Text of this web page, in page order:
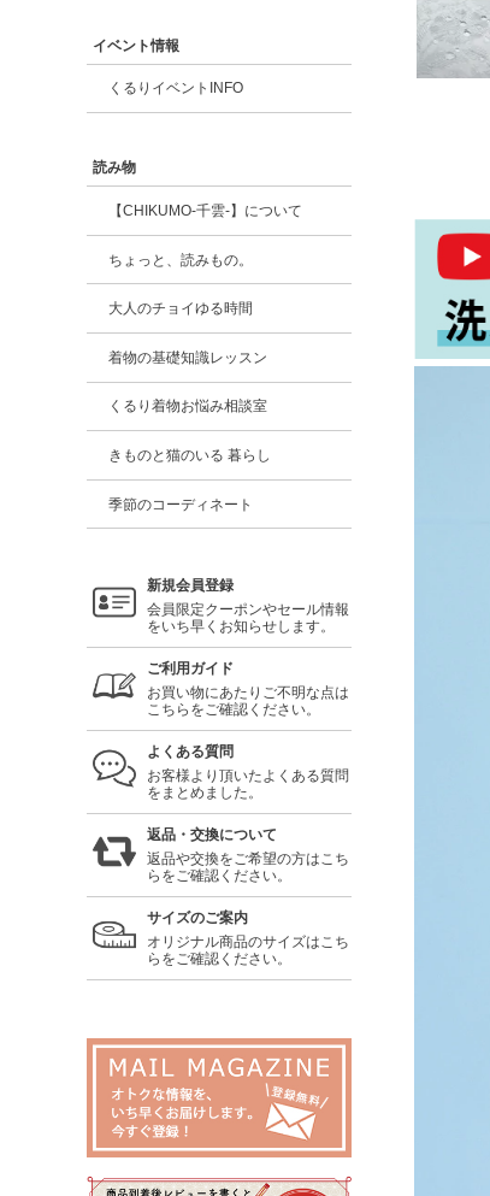
イベント情報
くるりイベントINFO
読み物
【CHIKUMO-千雲-】について
ちょっと、読みもの。
大人のチョイゆる時間
着物の基礎知識レッスン
くるり着物お悩み相談室
きものと猫のいる 暮らし
季節のコーディネート
新規会員登録
会員限定クーポンやセール情報
をいち早くお知らせします。
ご利用ガイド
お買い物にあたりご不明な点は
こちらをご確認ください。
よくある質問
お客様より頂いたよくある質問
をまとめました。
返品・交換について
返品や交換をご希望の方はこち
らをご確認ください。
サイズのご案内
オリジナル商品のサイズはこち
らをご確認ください。